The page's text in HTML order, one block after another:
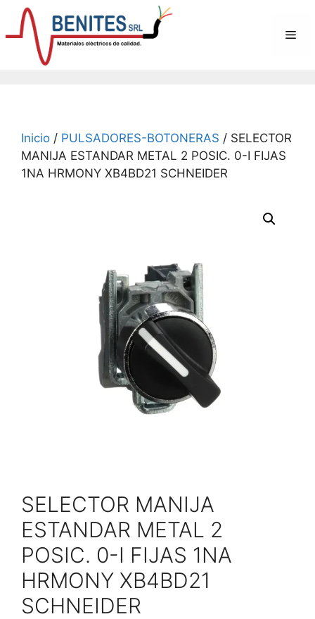
Saltar
contenido
Inicio / PULSADORES-BOTONERAS / SELECTOR
MANIJA ESTANDAR METAL 2 POSIC. 0-I FIJAS
1NA HRMONY XB4BD21 SCHNEIDER
SELECTOR MANIJA
ESTANDAR METAL 2
POSIC. 0-I FIJAS 1NA
HRMONY XB4BD21
SCHNEIDER